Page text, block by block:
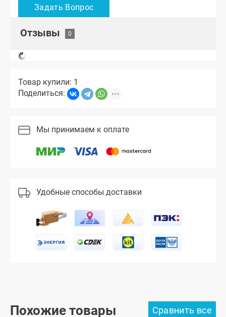
Отзывы
Товар купили: 1
Поделиться:
Мы принимаем к оплате
Удобные способы доставки
Похожие товары